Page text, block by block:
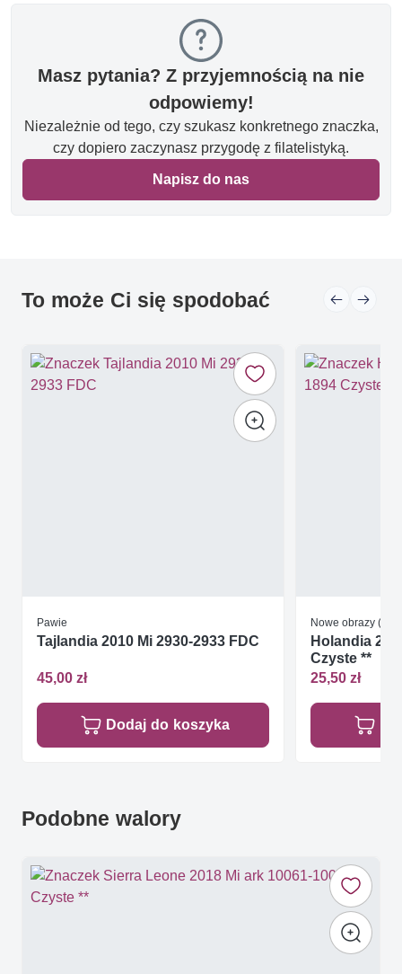
Masz pytania? Z przyjemnością na nie
odpowiemy!
Niezależnie od tego, czy szukasz konkretnego znaczka,
czy dopiero zaczynasz przygodę z filatelistyką.
Napisz do nas
To może Ci się spodobać
Pawie
Tajlandia 2010 Mi 2930-2933 FDC
45,00 zł
Dodaj do koszyka
Nowe obrazy (po
Holandia
Czyste **
25,50 zł
Podobne walory